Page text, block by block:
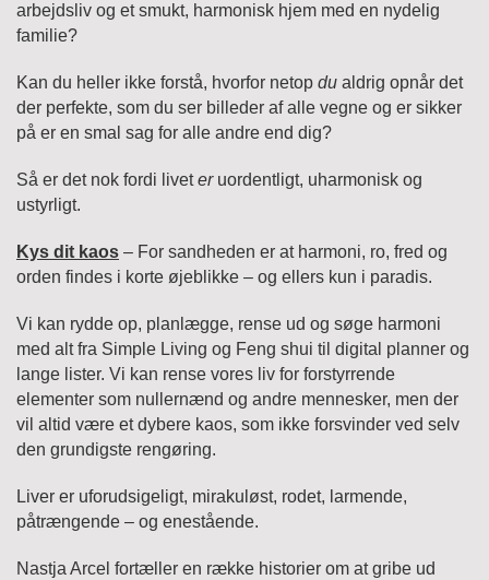
arbejdsliv og et smukt, harmonisk hjem med en nydelig
familie?
Kan du heller ikke forstå, hvorfor netop du aldrig opnår det
der perfekte, som du ser billeder af alle vegne og er sikker
på er en smal sag for alle andre end dig?
Så er det nok fordi liveteruordentligt, uharmonisk og
ustyrligt.
Kys dit kaos – For sandheden er at harmoni, ro, fred og
orden findes i korte øjeblikke – og ellers kun i paradis.
Vi kan rydde op, planlægge, rense ud og søge harmoni
med alt fra Simple Living og Feng shui til digital planner og
lange lister. Vi kan rense vores liv for forstyrrende
elementer som nullernænd og andre mennesker, men der
vil altid være et dybere kaos, som ikke forsvinder ved selv
den grundigste rengøring.
Liver er uforudsigeligt, mirakuløst, rodet, larmende,
påtrængende – og enestående.
Nastja Arcel fortæller en række historier om at gribe ud